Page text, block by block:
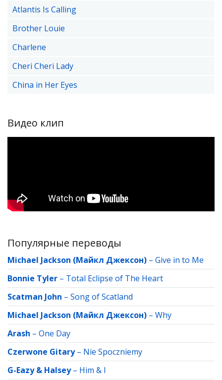
Atlantis Is Calling
Brother Louie
Charlene
Cheri Cheri Lady
China in Her Eyes
Видео клип
Популярные переводы
Michael Jackson (Майкл Джексон) – Give in to Me
Bonnie Tyler – Total Eclipse of The Heart
Scatman John – Song of Scatland
Michael Jackson (Майкл Джексон) – Why
Arash – One Day
Czerwone Gitary– Nie Spoczniemy
G-Eazy & Halsey– Him & I